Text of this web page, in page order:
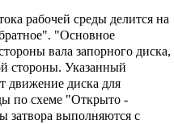
рабочей среды делится на
"Основное
вала запорного диска,
стороны. Указанный
движение диска для
по схеме "Открыто -
затвора выполняются с